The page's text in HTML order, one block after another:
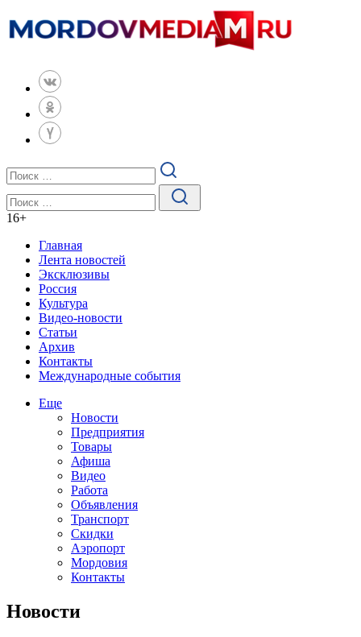
16+
Главная
Лента новостей
Эксклюзивы
Россия
Культура
Видео-новости
Статьи
Архив
Контакты
Международные события
Еще
Новости
Предприятия
Товары
Афиша
Видео
Работа
Объявления
Транспорт
Скидки
Аэропорт
Мордовия
Контакты
Новости